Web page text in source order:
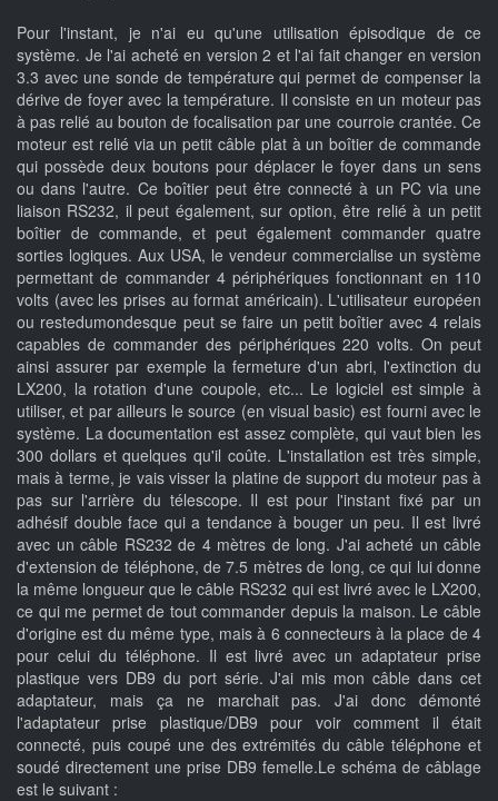
Pour l'instant, je n'ai eu qu'une utilisation épisodique de ce
système. Je l'ai acheté en version 2 et l'ai fait changer en version
3.3 avec une sonde de température qui permet de compenser la
dérive de foyer avec la température. Il consiste en un moteur pas
à pas relié au bouton de focalisation par une courroie crantée. Ce
moteur est relié via un petit câble plat à un boîtier de commande
qui possède deux boutons pour déplacer le foyer dans un sens
ou dans l'autre. Ce boîtier peut être connecté à un PC via une
liaison RS232, il peut également, sur option, être relié à un petit
boîtier de commande, et peut également commander quatre
sorties logiques. Aux USA, le vendeur commercialise un système
permettant de commander 4 périphériques fonctionnant en 110
volts (avec les prises au format américain). L'utilisateur européen
ou restedumondesque peut se faire un petit boîtier avec 4 relais
capables de commander des périphériques 220 volts. On peut
ainsi assurer par exemple la fermeture d'un abri, l'extinction du
LX200, la rotation d'une coupole, etc... Le logiciel est simple à
utiliser, et par ailleurs le source (en visual basic) est fourni avec le
système. La documentation est assez complète, qui vaut bien les
300 dollars et quelques qu'il coûte. L'installation est très simple,
mais à terme, je vais visser la platine de support du moteur pas à
pas sur l'arrière du télescope. Il est pour l'instant fixé par un
adhésif double face qui a tendance à bouger un peu. Il est livré
avec un câble RS232 de 4 mètres de long. J'ai acheté un câble
d'extension de téléphone, de 7.5 mètres de long, ce qui lui donne
la même longueur que le câble RS232 qui est livré avec le LX200,
ce qui me permet de tout commander depuis la maison. Le câble
d'origine est du même type, mais à 6 connecteurs à la place de 4
pour celui du téléphone. Il est livré avec un adaptateur prise
plastique vers DB9 du port série. J'ai mis mon câble dans cet
adaptateur, mais ça ne marchait pas. J'ai donc démonté
l'adaptateur prise plastique/DB9 pour voir comment il était
connecté, puis coupé une des extrémités du câble téléphone et
soudé directement une prise DB9 femelle.Le schéma de câblage
est le suivant :